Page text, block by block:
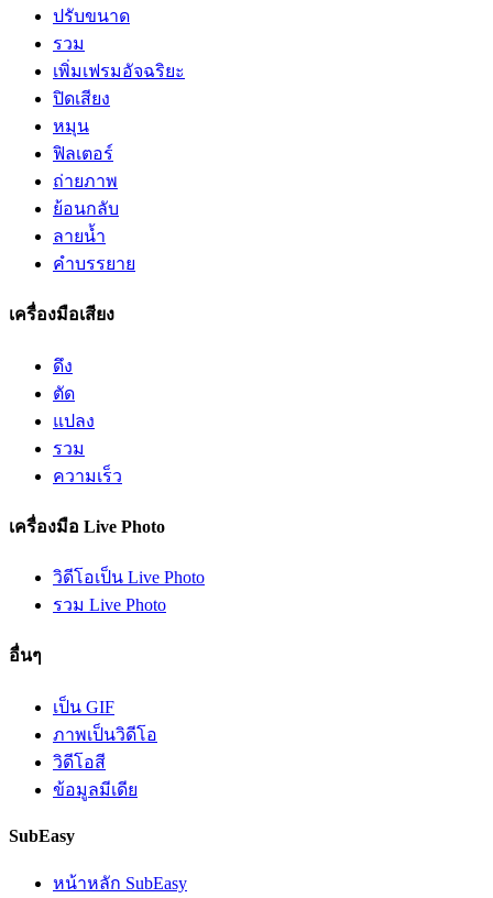
ปรับขนาด
รวม
เพิ่มเฟรมอัจฉริยะ
ปิดเสียง
หมุน
ฟิลเตอร์
ถ่ายภาพ
ย้อนกลับ
ลายน้ำ
คำบรรยาย
เครื่องมือเสียง
ดึง
ตัด
แปลง
รวม
ความเร็ว
เครื่องมือ Live Photo
วิดีโอเป็น Live Photo
รวม Live Photo
อื่นๆ
เป็น GIF
ภาพเป็นวิดีโอ
วิดีโอสี
ข้อมูลมีเดีย
SubEasy
หน้าหลัก SubEasy